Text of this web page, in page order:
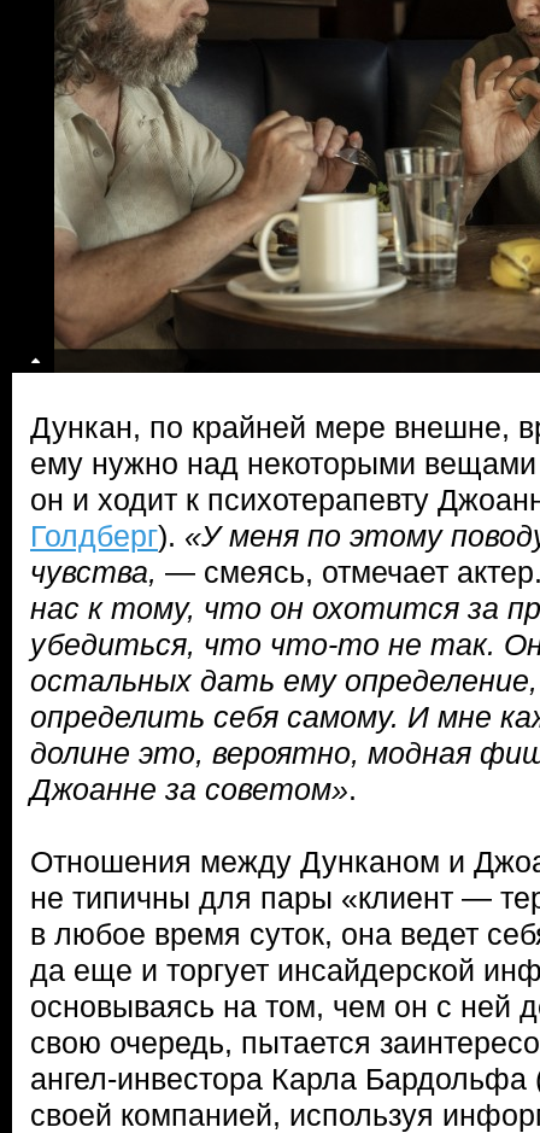
Дункан, по крайней мере внешне,
ему нужно над некоторыми вещами
он и ходит к психотерапевту
Голдберг). «У меня по этому
чувства, — смеясь, отмечает
нас к тому, что он охотится за
убедиться, что что-то не так.
остальных дать ему
определить себя самому. И мне
долине это, вероятно, модная
Джоанне за советом».
Отношения между Дунканом и
не типичны для пары «клиент —
в любое время суток, она ведет
да еще и торгует инсайдерской
основываясь на том, чем он с ней
свою очередь, пытается
ангел-инвестора Карла Бардольфа
своей компанией, используя